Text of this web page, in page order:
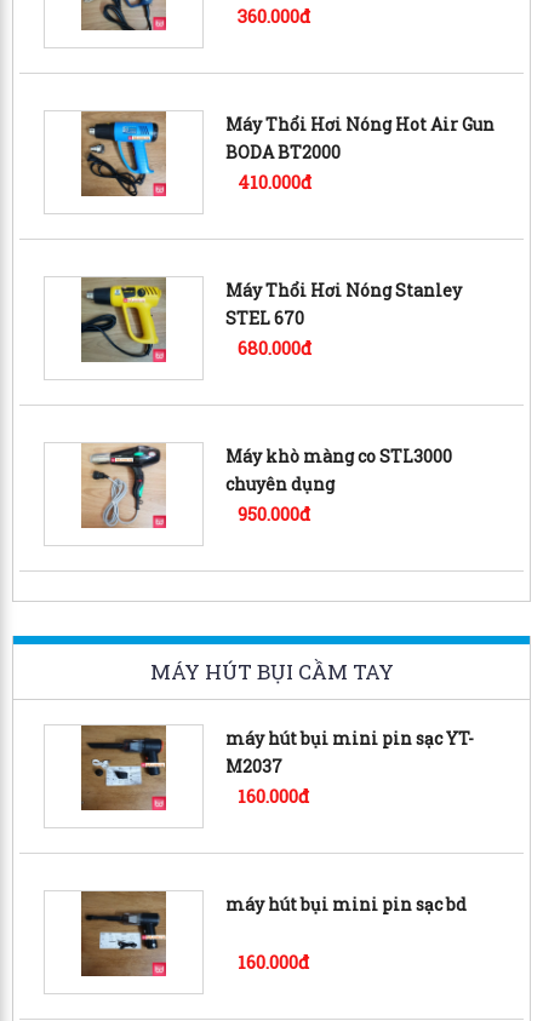
360.000đ
Máy Thổi Hơi Nóng Hot Air Gun
BODA BT2000
410.000đ
Máy Thổi Hơi Nóng Stanley
STEL 670
680.000đ
Máy khò màng co STL3000
chuyên dụng
950.000đ
MÁY HÚT BỤI CẦM TAY
máy hút bụi mini pin sạc YT-
M2037
160.000đ
máy hút bụi mini pin sạc bd
160.000đ